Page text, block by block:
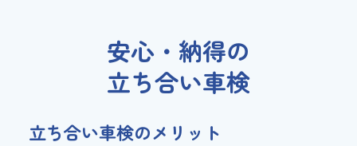
安心・納得の
立ち合い車検
立ち合い車検のメリット